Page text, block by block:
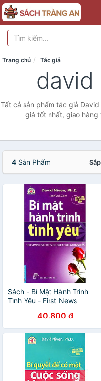
Trang chủ Tác giả
david
Tất cả sản phẩm tác giả
giá tốt nhất, giao hàng
4 Sản Phẩm
Sách - Bí Mật Hành Trình
Tình Yêu - First News
40.800 đ